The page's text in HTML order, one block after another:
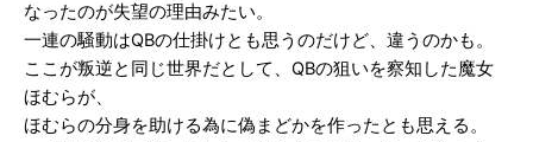
なったのが失望の理由みたい。
一連の騒動はQBの仕掛けとも思うのだけど、違うのかも。
ここが叛逆と同じ世界だとして、QBの狙いを察知した魔女
ほむらが、
ほむらの分身を助ける為に偽まどかを作ったとも思える。